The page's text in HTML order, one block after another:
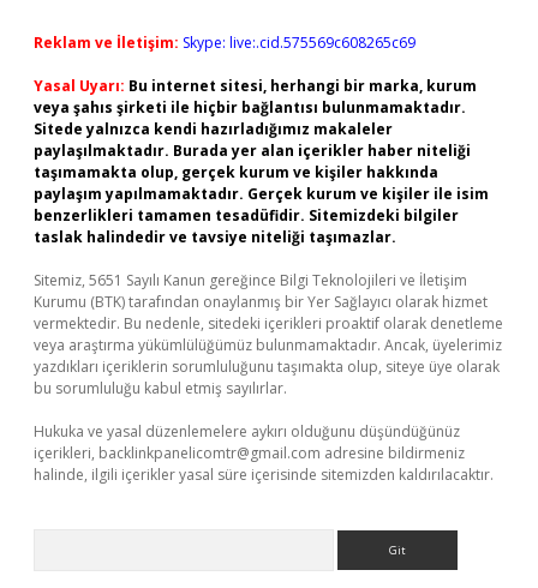
Reklam ve İletişim: Skype: live:.cid.575569c608265c69
Yasal Uyarı: Bu internet sitesi, herhangi bir marka, kurum
veya şahıs şirketi ile hiçbir bağlantısı bulunmamaktadır.
Sitede yalnızca kendi hazırladığımız makaleler
paylaşılmaktadır. Burada yer alan içerikler haber niteliği
taşımamakta olup, gerçek kurum ve kişiler hakkında
paylaşım yapılmamaktadır. Gerçek kurum ve kişiler ile isim
benzerlikleri tamamen tesadüfidir. Sitemizdeki bilgiler
taslak halindedir ve tavsiye niteliği taşımazlar.
Sitemiz, 5651 Sayılı Kanun gereğince Bilgi Teknolojileri ve İletişim
Kurumu (BTK) tarafından onaylanmış bir Yer Sağlayıcı olarak hizmet
vermektedir. Bu nedenle, sitedeki içerikleri proaktif olarak denetleme
veya araştırma yükümlülüğümüz bulunmamaktadır. Ancak, üyelerimiz
yazdıkları içeriklerin sorumluluğunu taşımakta olup, siteye üye olarak
bu sorumluluğu kabul etmiş sayılırlar.
Hukuka ve yasal düzenlemelere aykırı olduğunu düşündüğünüz
içerikleri, backlinkpanelicomtr@gmail.com adresine bildirmeniz
halinde, ilgili içerikler yasal süre içerisinde sitemizden kaldırılacaktır.